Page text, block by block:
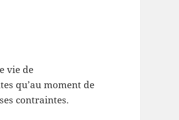
vie de
qu’au moment de
contraintes.